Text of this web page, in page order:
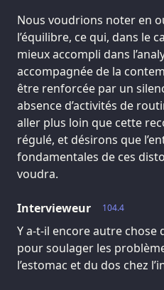
Nous voudrions noter en
l’équilibre, ce qui, dans le
mieux accompli dans
accompagnée de la
être renforcée par un
absence d’activités de
aller plus loin que cette
régulé, et désirons que
fondamentales de ces
voudra.
104.4
Intervieweur
Y a-t-il encore autre
pour soulager les
l’estomac et du dos chez